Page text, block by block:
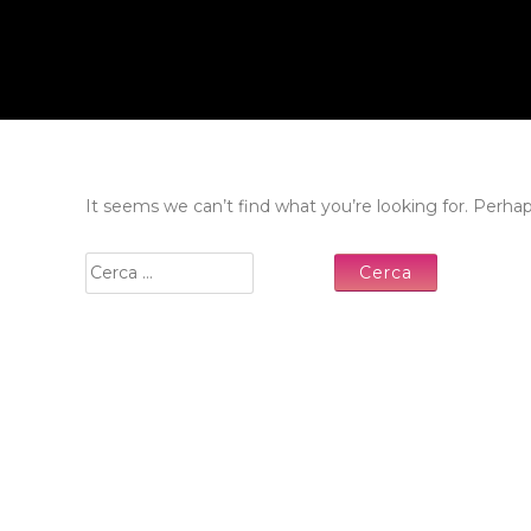
It seems we can’t find what you’re looking for.